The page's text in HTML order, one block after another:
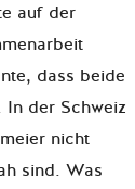
auf der
dass beide
In der Schweiz
nicht
sind. Was